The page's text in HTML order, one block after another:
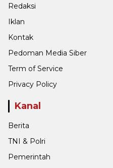
Redaksi
Iklan
Kontak
Pedoman Media Siber
Term of Service
Privacy Policy
Kanal
Berita
TNI & Polri
Pemerintah